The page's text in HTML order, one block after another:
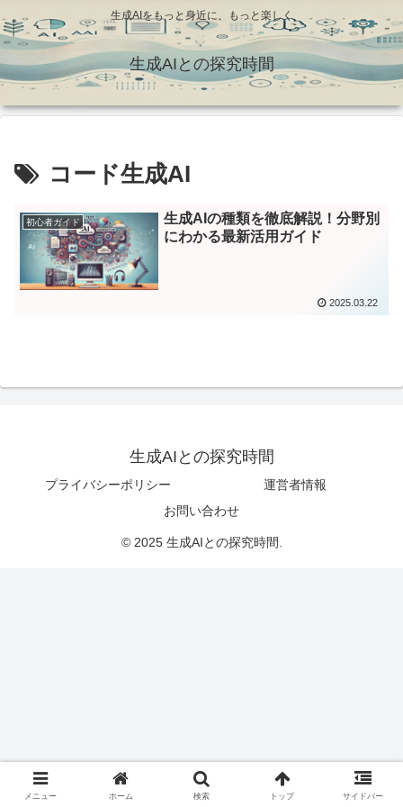
生成AIをもっと身近に、もっと楽しく
生成AIとの探究時間
コード生成AI
初心者ガイド
生成AIの種類を徹底解説！分野別
にわかる最新活用ガイド
2025.03.22
生成AIとの探究時間
プライバシーポリシー
運営者情報
お問い合わせ
© 2025 生成AIとの探究時間.
メニュー ホーム 検索 トップ サイドバー